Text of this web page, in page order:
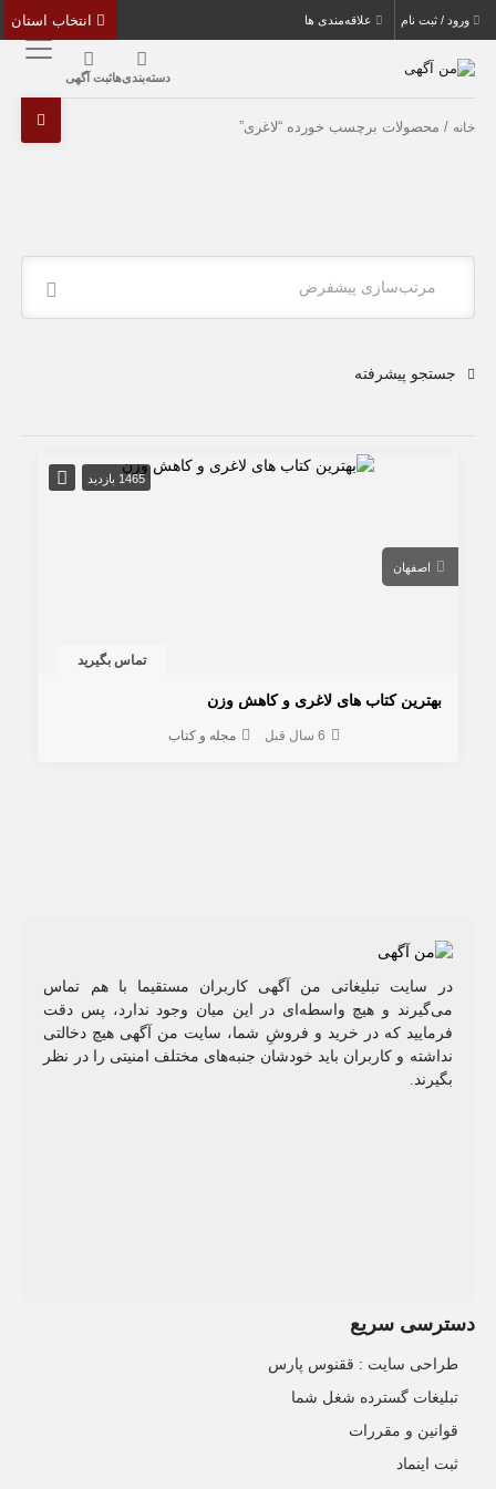
ورود / ثبت نام علاقه‌مندی ها
دسته‌بندی‌هاثبت آگهی
خانه / محصولات برچسب خورده “لاغری”
مرتب‌سازی پیشفرض
جستجو پیشرفته
1465 بازدید
اصفهان
تماس بگیرید
بهترین کتاب های لاغری و کاهش وزن
6 سال قبل مجله و کتاب
در سایت تبلیغاتی من آگهی کاربران مستقیما با هم تماس
می‌گیرند و هیچ واسطه‌ای در این میان وجود ندارد، پس دقت
فرمایید که در خرید و فروشِ شما، سایت من آگهی هیچ دخالتی
نداشته و کاربران باید خودشان جنبه‌های مختلف امنیتی را در نظر
بگیرند.
دسترسی سریع
طراحی سایت :‌ ققنوس پارس
تبلیغات گسترده شغل شما
قوانین و مقررات
ثبت اینماد